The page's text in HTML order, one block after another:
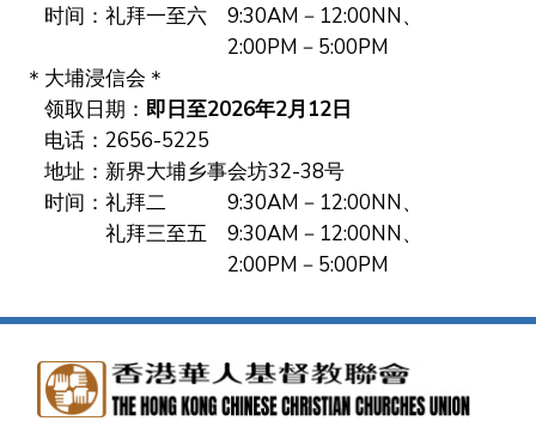
时间：礼拜一至六 9:30AM－12:00NN、
2:00PM－5:00PM
＊ 大埔浸信会 ＊
领取日期： 即日至2026年2月12日
电话： 2656-5225
地址： 新界大埔乡事会坊32-38号
时间：礼拜二 9:30AM－12:00NN、
礼拜三至五 9:30AM－12:00NN、
2:00PM－5:00PM